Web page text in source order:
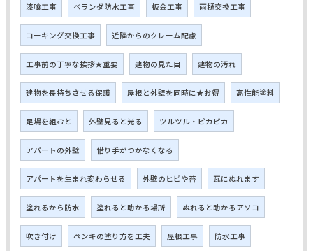
漆喰工事 ベランダ防水工事 板金工事 雨樋交換工事
コーキング交換工事 近隣からのクレーム配慮
工事前の丁寧な挨拶★重要 建物の見た目 建物の汚れ
建物を長持ちさせる保護 屋根と外壁を同時に★お得 高性能塗料
足場を組むと 外壁見ると光る ツルツル・ピカピカ
アパートの外壁 借り手がつかなくなる
アパートを生まれ変わらせる 外壁のヒビや苔 瓦にぬれます
塗れるから防水 塗れると助かる場所 ぬれると助かるアソコ
吹き付け ペンキの塗り方を工夫 屋根工事 防水工事